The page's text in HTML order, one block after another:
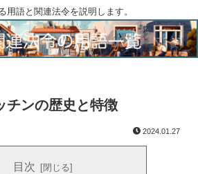
用語と関連法令を説明します。
チンの歴史と特徴
2024.01.27
目次